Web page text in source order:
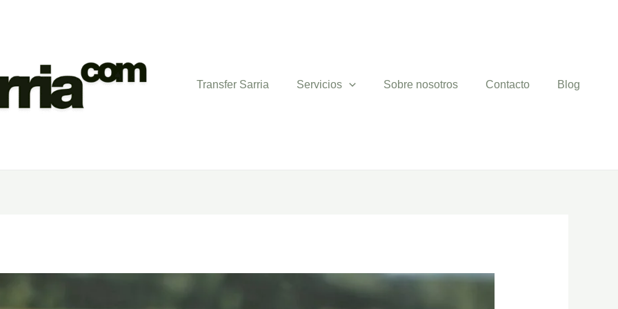
Transfer Sarria Servicios Sobre nosotros Contacto Blog